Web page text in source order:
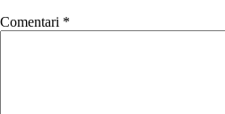
Comentari *